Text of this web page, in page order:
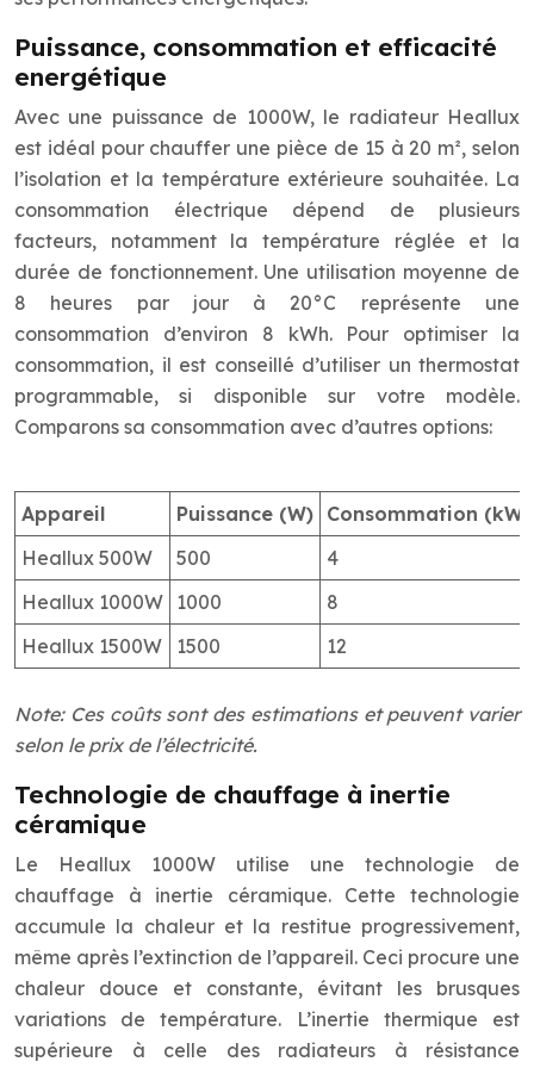
Puissance, consommation et efficacité
energétique
Avec une puissance de 1000W, le radiateur Heallux
est idéal pour chauffer une pièce de 15 à 20 m², selon
l’isolation et la température extérieure souhaitée. La
consommation électrique dépend de plusieurs
facteurs, notamment la température réglée et la
durée de fonctionnement. Une utilisation moyenne de
8 heures par jour à 20°C représente une
consommation d’environ 8 kWh. Pour optimiser la
consommation, il est conseillé d’utiliser un thermostat
programmable, si disponible sur votre modèle.
Comparons sa consommation avec d’autres options:
Appareil Puissance (W) Consommation
Heallux 500W
500
4
Heallux 1000W
1000
8
Heallux 1500W
1500 12
Note: Ces coûts sont des estimations et peuvent varier
selon le prix de l’électricité.
Technologie de chauffage à inertie
céramique
Le Heallux 1000W utilise une technologie de
chauffage à inertie céramique. Cette technologie
accumule la chaleur et la restitue progressivement,
même après l’extinction de l’appareil. Ceci procure une
chaleur douce et constante, évitant les brusques
variations de température. L’inertie thermique est
supérieure à celle des radiateurs à résistance